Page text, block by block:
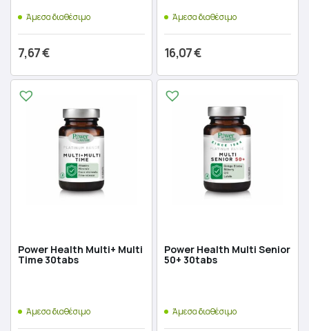
Άμεσα διαθέσιμο
7,67€
Άμεσα διαθέσιμο
16,07€
Power Health Multi+ Multi
Time 30tabs
Άμεσα διαθέσιμο
Power Health Multi Senior
50+ 30tabs
Άμεσα διαθέσιμο